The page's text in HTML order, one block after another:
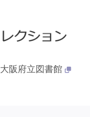
大阪府立図書館